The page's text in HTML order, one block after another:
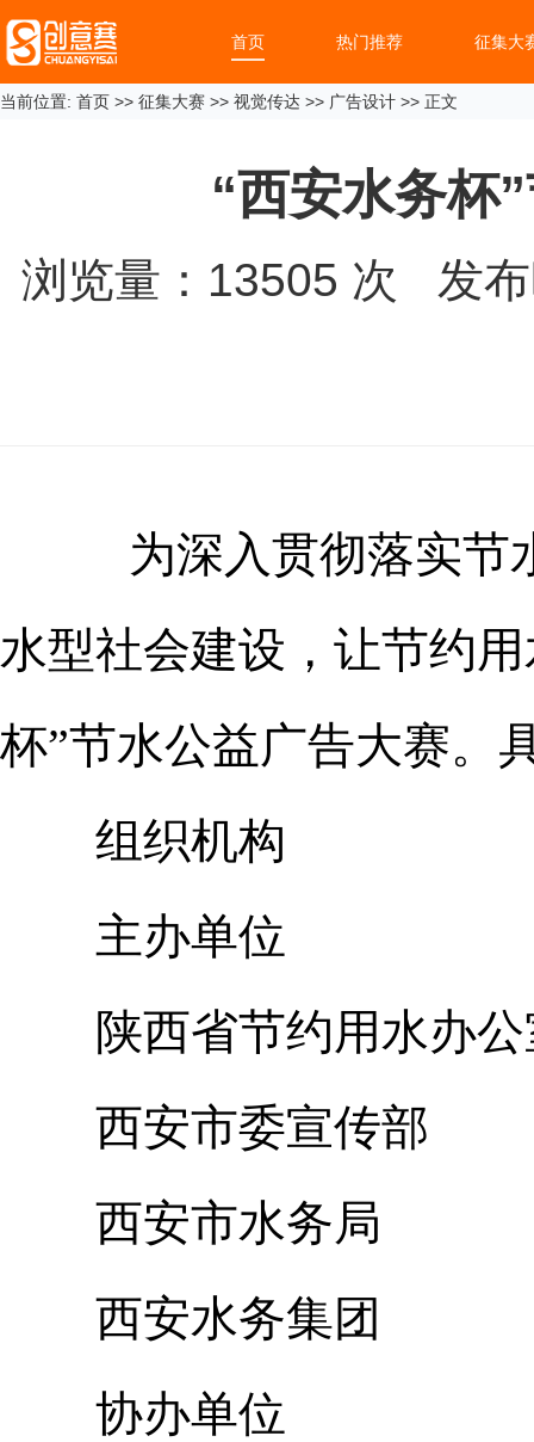
首页 热门推荐 征集大
当前位置: 首页 >> 征集大赛 >> 视觉传达 >> 广告设计 >> 正文
“西安水务杯
浏览量： 13505 次 发布
为深入贯彻落实节
水型社会建设，让节约
杯”节水公益广告大赛。
组织机构
主办单位
陕西省节约用水办公
西安市委宣传部
西安市水务局
西安水务集团
协办单位